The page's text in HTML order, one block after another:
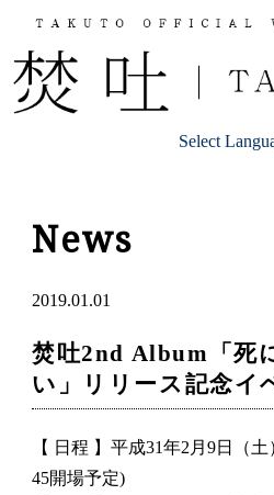
Select
News
2019.01.01
焚吐2nd Album「死
い」リリース記念イ
【 日程 】平成31年2月9日（
45開場予定)